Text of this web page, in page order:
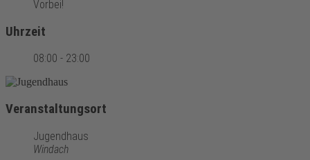
Vorbei!
Uhrzeit
08:00 - 23:00
Veranstaltungsort
Jugendhaus
Windach